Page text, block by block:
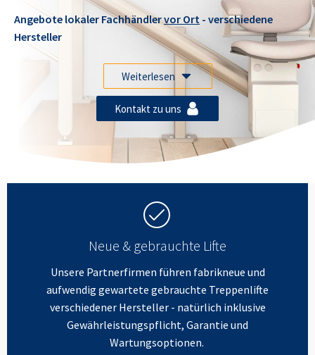
Angebote lokaler Fachhändlervor Ort - verschiedene
Hersteller
Weiterlesen
Kontakt zu uns
Neue & gebrauchte Lifte
Unsere Partnerfirmen führen fabrikneue und
aufwendig gewartete gebrauchte Treppenlifte
verschiedener Hersteller - natürlich inklusive
Gewährleistungspflicht, Garantie und
Wartungsoptionen.